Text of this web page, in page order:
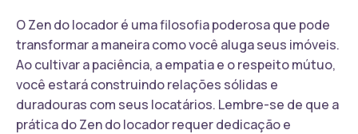
O Zen do locador é uma filosofia poderosa que pode
transformar a maneira como você aluga seus imóveis.
Ao cultivar a paciência, a empatia e o respeito mútuo,
você estará construindo relações sólidas e
duradouras com seus locatários. Lembre-se de que a
prática do Zen do locador requer dedicação e